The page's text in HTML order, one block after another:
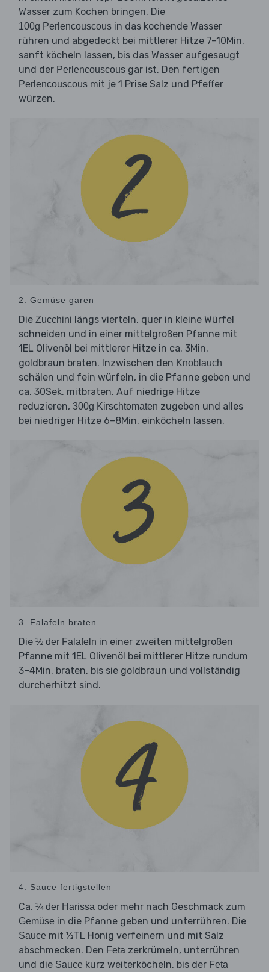
Wasser zum Kochen bringen. Die
100g Perlencouscous in das kochende Wasser
rühren und abgedeckt bei mittlerer Hitze 7–10Min.
sanft köcheln lassen, bis das Wasser aufgesaugt
und der Perlencouscous gar ist. Den fertigen
Perlencouscous mit je 1 Prise Salz und Pfeffer
würzen.
2. Gemüse garen
Die Zucchini längs vierteln, quer in kleine Würfel
schneiden und in einer mittelgroßen Pfanne mit
1EL Olivenöl bei mittlerer Hitze in ca. 3Min.
goldbraun braten. Inzwischen den Knoblauch
schälen und fein würfeln, in die Pfanne geben und
ca. 30Sek. mitbraten. Auf niedrige Hitze
reduzieren, 300g Kirschtomaten zugeben und alles
bei niedriger Hitze 6–8Min. einköcheln lassen.
3. Falafeln braten
Die ½ der Falafeln in einer zweiten mittelgroßen
Pfanne mit 1EL Olivenöl bei mittlerer Hitze rundum
3–4Min. braten, bis sie goldbraun und vollständig
durcherhitzt sind.
4. Sauce fertigstellen
Ca. ¼ der Harissa oder mehr nach Geschmack zum
Gemüse in die Pfanne geben und unterrühren. Die
Sauce mit ½TL Honig verfeinern und mit Salz
abschmecken. Den Feta zerkrümeln, unterrühren
und die Sauce kurz weiterköcheln, bis der Feta